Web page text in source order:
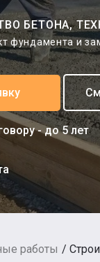
БЕТОНА,
фундамента и
- до 5 лет
работы